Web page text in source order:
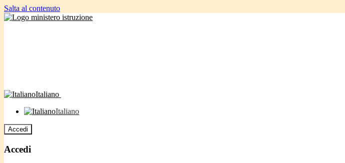
Salta al contenuto
Italiano
Italiano
Accedi
Accedi